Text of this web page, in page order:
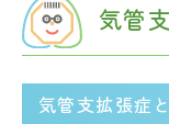
気管
気管支拡張症